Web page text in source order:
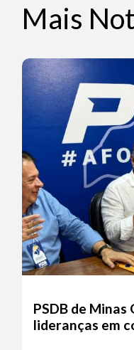
Mais
PSDB de
lideranças em